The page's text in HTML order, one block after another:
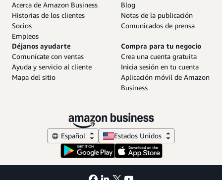
Acerca de Amazon Business
Historias de los clientes
Socios
Empleos
Blog
Notas de la publicación
Comunicados de prensa
Déjanos ayudarte
Comunícate con ventas
Ayuda y servicio al cliente
Mapa del sitio
Compra para tu negocio
Crea una cuenta gratuita
Inicia sesión en tu cuenta
Aplicación móvil de Amazon
Business
Español Estados Unidos